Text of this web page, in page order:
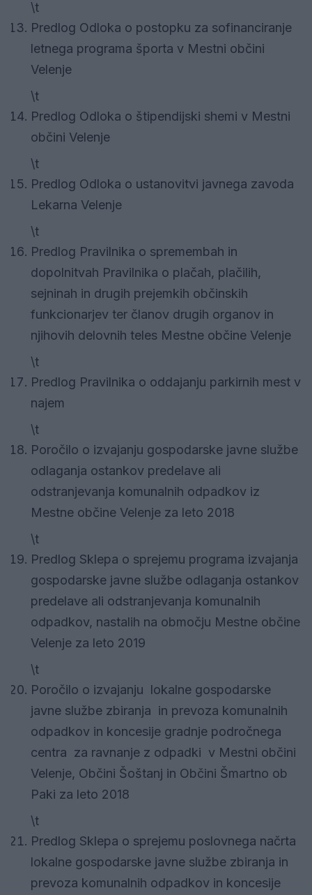
\t
Predlog Odloka o postopku za sofinanciranje
letnega programa športa v Mestni občini
Velenje
\t
Predlog Odloka o štipendijski shemi v Mestni
občini Velenje
\t
Predlog Odloka o ustanovitvi javnega zavoda
Lekarna Velenje
\t
Predlog Pravilnika o spremembah in
dopolnitvah Pravilnika o plačah, plačilih,
sejninah in drugih prejemkih občinskih
funkcionarjev ter članov drugih organov in
njihovih delovnih teles Mestne občine Velenje
\t
Predlog Pravilnika o oddajanju parkirnih mest v
najem
\t
Poročilo o izvajanju gospodarske javne službe
odlaganja ostankov predelave ali
odstranjevanja komunalnih odpadkov iz
Mestne občine Velenje za leto 2018
\t
Predlog Sklepa o sprejemu programa izvajanja
gospodarske javne službe odlaganja ostankov
predelave ali odstranjevanja komunalnih
odpadkov, nastalih na območju Mestne občine
Velenje za leto 2019
\t
Poročilo o izvajanju lokalne gospodarske
javne službe zbiranja in prevoza komunalnih
odpadkov in koncesije gradnje področnega
centra za ravnanje z odpadki v Mestni občini
Velenje, Občini Šoštanj in Občini Šmartno ob
Paki za leto 2018
\t
Predlog Sklepa o sprejemu poslovnega načrta
lokalne gospodarske javne službe zbiranja in
prevoza komunalnih odpadkov in koncesije